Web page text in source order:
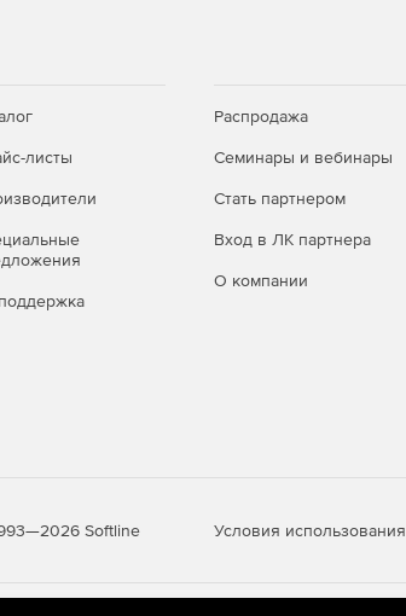
листы
Распродажа
Семинары и вебинары
Стать партнером
Вход в ЛК партнера
О компании
Softline Условия использования